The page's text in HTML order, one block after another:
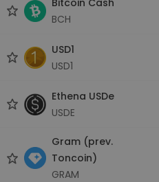
BCH
USD1
USD1
Ethena USDe
USDE
Gram (prev.
Toncoin)
GRAM